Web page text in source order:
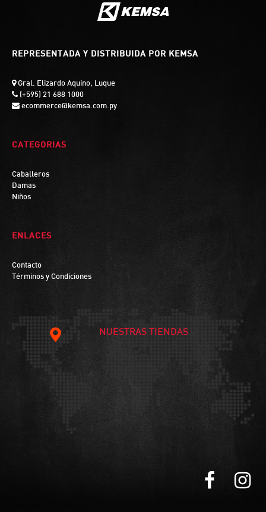
REPRESENTADA Y DISTRIBUIDA POR KEMSA
Gral. Elizardo Aquino, Luque
(+595) 21 688 1000
ecommerce@kemsa.com.py
CATEGORIAS
Caballeros
Damas
Niños
ENLACES
Contacto
Términos y Condiciones
NUESTRAS TIENDAS